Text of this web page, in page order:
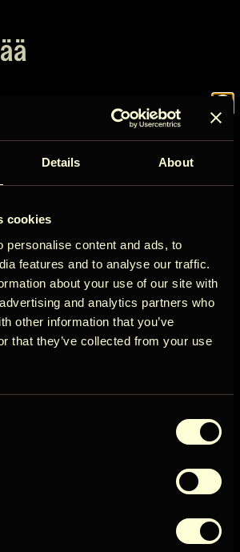
Details About
cookies
personalise content and ads, to
features and to analyse our traffic.
about your use of our site with
and analytics partners who
other information that you’ve
that they’ve collected from your use
jälkeen 16:00
14 päivää ennen varauksen
hyvitys.
La
the
to new cabins, limited
you won’t see elsewhere.